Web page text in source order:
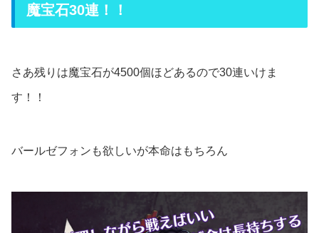
魔宝石30連！！
さあ残りは魔宝石が4500個ほどあるので30連いけま
す！！
バールゼフォンも欲しいが本命はもちろん